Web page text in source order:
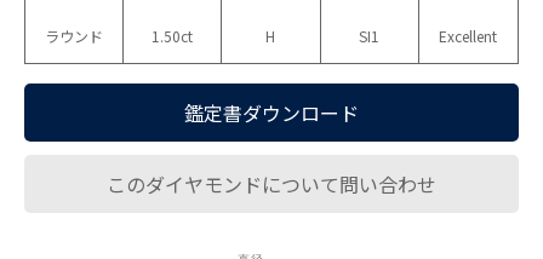
ラウンド 1.50ct H SI1 Excellent
鑑定書ダウンロード
このダイヤモンドについて問い合わせ